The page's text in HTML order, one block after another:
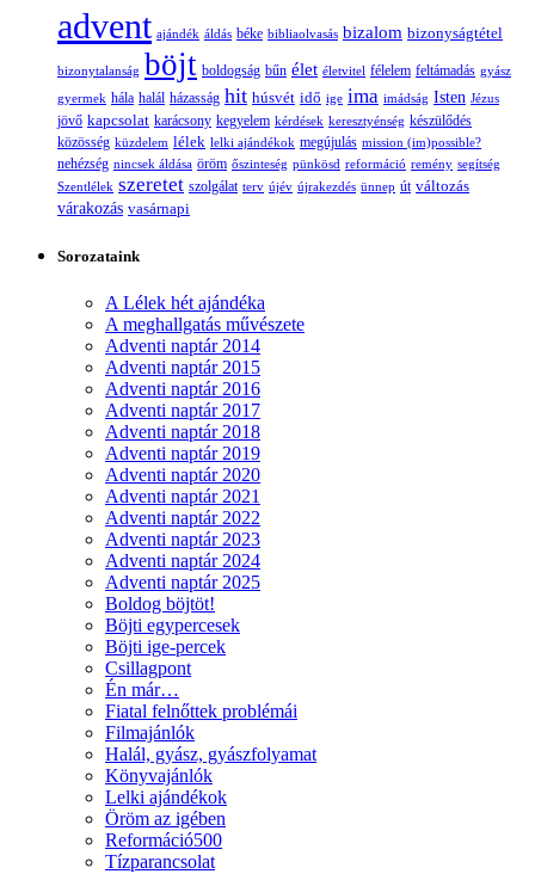
advent ajándék áldás béke bibliaolvasás bizalom bizonyságtétel
bizonytalanság böjt boldogság bűn élet életvitel félelem feltámadás gyász
gyermek hála halál házasság hit húsvét idő ige ima imádság Isten Jézus
jövő kapcsolat karácsony kegyelem kérdések keresztyénség készülődés
közösség küzdelem lélek lelki ajándékok megújulás mission (im)possible?
nehézség nincsek áldása öröm őszinteség pünkösd reformáció remény segítség
Szentlélek szeretet szolgálat terv újév újrakezdés ünnep út változás
várakozás vasárnapi
Sorozataink
A Lélek hét ajándéka
A meghallgatás művészete
Adventi naptár 2014
Adventi naptár 2015
Adventi naptár 2016
Adventi naptár 2017
Adventi naptár 2018
Adventi naptár 2019
Adventi naptár 2020
Adventi naptár 2021
Adventi naptár 2022
Adventi naptár 2023
Adventi naptár 2024
Adventi naptár 2025
Boldog böjtöt!
Böjti egypercesek
Böjti ige-percek
Csillagpont
Én már…
Fiatal felnőttek problémái
Filmajánlók
Halál, gyász, gyászfolyamat
Könyvajánlók
Lelki ajándékok
Öröm az igében
Reformáció500
Tízparancsolat